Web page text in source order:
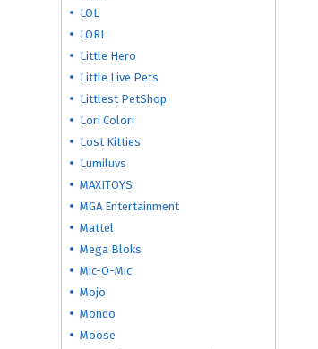
LOL
LORI
Little Hero
Little Live Pets
Littlest PetShop
Lori Colori
Lost Kitties
Lumiluvs
MAXITOYS
MGA Entertainment
Mattel
Mega Bloks
Mic-O-Mic
Mojo
Mondo
Moose